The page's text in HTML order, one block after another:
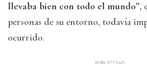
llevaba bien con todo el mundo”,
personas de su entorno, todavía
ocurrido.